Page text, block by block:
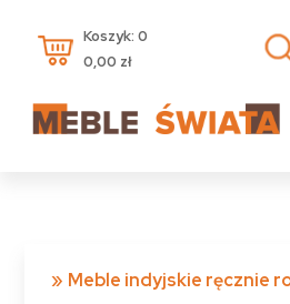
Koszyk: 0
0,00 zł
Meble indyjskie ręcznie